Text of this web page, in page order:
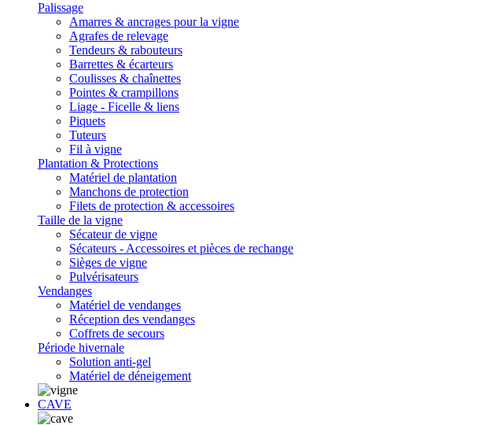
Palissage
Amarres & ancrages pour la vigne
Agrafes de relevage
Tendeurs & rabouteurs
Barrettes & écarteurs
Coulisses & chaînettes
Pointes & crampillons
Liage - Ficelle & liens
Piquets
Tuteurs
Fil à vigne
Plantation & Protections
Matériel de plantation
Manchons de protection
Filets de protection & accessoires
Taille de la vigne
Sécateur de vigne
Sécateurs - Accessoires et pièces de rechange
Sièges de vigne
Pulvérisateurs
Vendanges
Matériel de vendanges
Réception des vendanges
Coffrets de secours
Période hivernale
Solution anti-gel
Matériel de déneigement
CAVE